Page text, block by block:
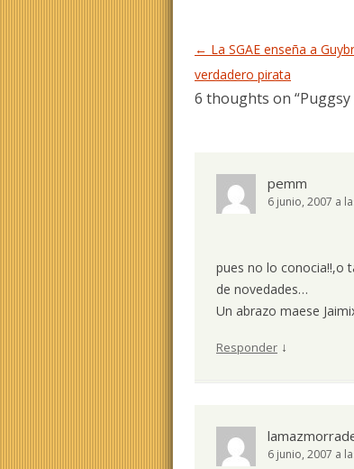
Navegación de entradas
← La SGAE enseña a
verdadero pirata
6 thoughts on “Puggsy
pemm
6 junio, 2007 a
pues no lo conocia!!,o
de novedades…
Un abrazo maese
Responder ↓
6 junio, 2007 a